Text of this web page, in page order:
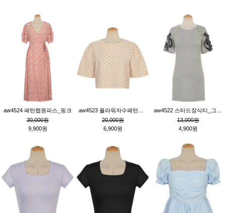
aw4524 패턴랩원피스_핑크
30,000원
9,900원
20,000원
6,900원
13,000원
4,900원